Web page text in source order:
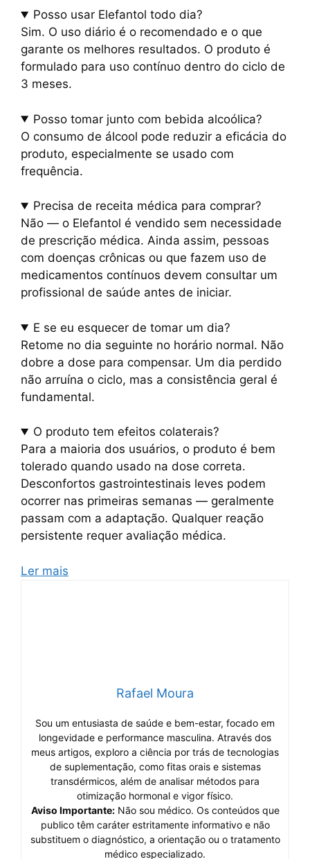
Posso usar Elefantol todo dia?
Sim. O uso diário é o recomendado e o que
garante os melhores resultados. O produto é
formulado para uso contínuo dentro do ciclo de
3 meses.
Posso tomar junto com bebida alcoólica?
O consumo de álcool pode reduzir a eficácia do
produto, especialmente se usado com
frequência.
Precisa de receita médica para comprar?
Não — o Elefantol é vendido sem necessidade
de prescrição médica. Ainda assim, pessoas
com doenças crônicas ou que fazem uso de
medicamentos contínuos devem consultar um
profissional de saúde antes de iniciar.
E se eu esquecer de tomar um dia?
Retome no dia seguinte no horário normal. Não
dobre a dose para compensar. Um dia perdido
não arruína o ciclo, mas a consistência geral é
fundamental.
O produto tem efeitos colaterais?
Para a maioria dos usuários, o produto é bem
tolerado quando usado na dose correta.
Desconfortos gastrointestinais leves podem
ocorrer nas primeiras semanas — geralmente
passam com a adaptação. Qualquer reação
persistente requer avaliação médica.
Ler mais
Rafael Moura
Sou um entusiasta de saúde e bem-estar, focado em
longevidade e performance masculina. Através dos
meus artigos, exploro a ciência por trás de tecnologias
de suplementação, como fitas orais e sistemas
transdérmicos, além de analisar métodos para
otimização hormonal e vigor físico.
Aviso Importante:Não sou médico. Os conteúdos que
publico têm caráter estritamente informativo e não
substituem o diagnóstico, a orientação ou o tratamento
médico especializado.